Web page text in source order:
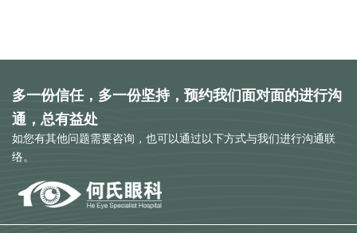
多一份信任，多一份坚持，预约我们面对面的进行沟
通，总有益处
如您有其他问题需要咨询，也可以通过以下方式与我们进行沟通联
络。